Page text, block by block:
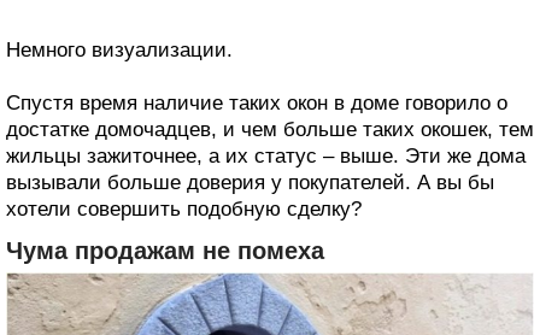
Немного визуализации.
Спустя время наличие таких окон в доме говорило о
достатке домочадцев, и чем больше таких окошек, тем
жильцы зажиточнее, а их статус – выше. Эти же дома
вызывали больше доверия у покупателей. А вы бы
хотели совершить подобную сделку?
Чума продажам не помеха